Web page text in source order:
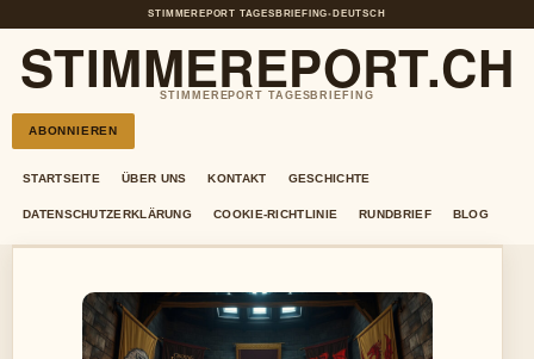
STIMMEREPORT TAGESBRIEFING• DEUTSCH
STIMMEREPORT.CH
STIMMEREPORT TAGESBRIEFING
ABONNIEREN
STARTSEITE ÜBER UNS KONTAKT GESCHICHTE
DATENSCHUTZERKLÄRUNG COOKIE-RICHTLINIE RUNDBRIEF BLOG